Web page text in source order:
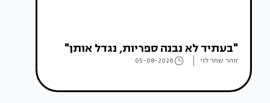
"בעתיד לא נבנה ספריות, נגדל אותן"
זוהר שחר לוי 05-08-2026